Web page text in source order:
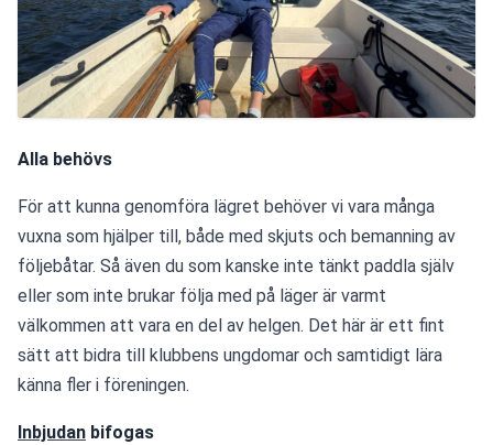
Alla behövs
För att kunna genomföra lägret behöver vi vara många
vuxna som hjälper till, både med skjuts och bemanning av
följebåtar. Så även du som kanske inte tänkt paddla själv
eller som inte brukar följa med på läger är varmt
välkommen att vara en del av helgen. Det här är ett fint
sätt att bidra till klubbens ungdomar och samtidigt lära
känna fler i föreningen.
Inbjudan bifogas